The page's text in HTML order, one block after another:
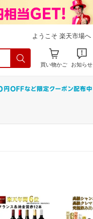
ようこそ 楽天市場へ
買い物かご お知らせ